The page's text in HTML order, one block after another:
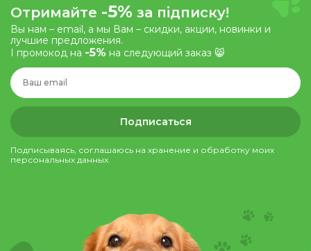
Отримайте -5% за підписку!
Вы нам – email, а мы Вам – скидки, акции, новинки и
лучшие предложения.
І промокод на -5% на следующий заказ 😸
Подписаться
Подписываясь, соглашаюсь на хранение и обработку моих
персональных данных.